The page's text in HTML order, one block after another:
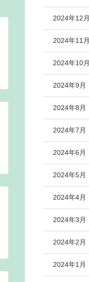
2024年12月
2024年11月
2024年10月
2024年9月
2024年8月
2024年7月
2024年6月
2024年5月
2024年4月
2024年3月
2024年2月
2024年1月